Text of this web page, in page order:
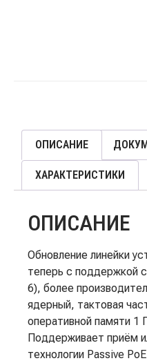
ОПИСАНИЕ
ХАРАКТЕРИСТИКИ
ОПИСАНИЕ
Обновление линейки
теперь с поддержкой
6), более
ядерный, тактовая
оперативной памяти 1
Поддерживает приём
технологии Passive